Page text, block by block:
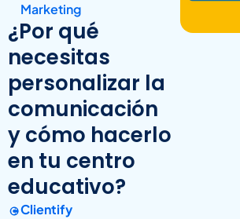
Marketing
¿Por qué
necesitas
personalizar la
comunicación
y cómo hacerlo
en tu centro
educativo?
Clientify